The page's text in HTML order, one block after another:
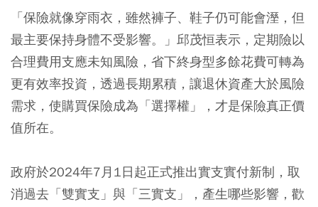
「保險就像穿雨衣，雖然褲子、鞋子仍可能會溼，但
最主要保持身體不受影響。」邱茂恒表示，定期險以
合理費用支應未知風險，省下終身型多餘花費可轉為
更有效率投資，透過長期累積，讓退休資產大於風險
需求，使購買保險成為「選擇權」，才是保險真正價
值所在。
政府於2024年7月1日起正式推出實支實付新制，取
消過去「雙實支」與「三實支」，產生哪些影響，歡